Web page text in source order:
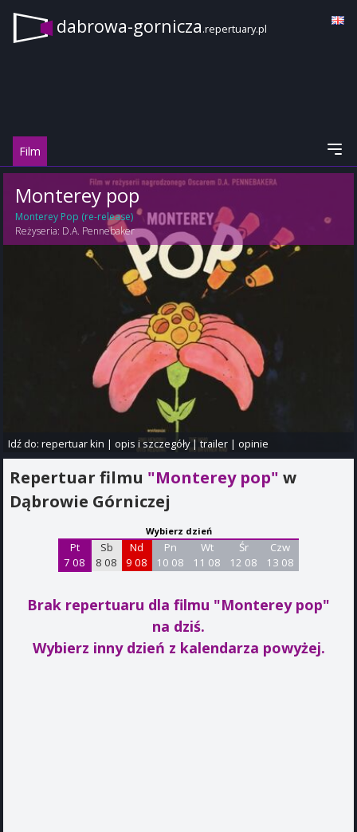
dabrowa-gornicza.repertuary.pl
Film
Monterey pop
Monterey Pop (re-release)
Reżyseria: D.A. Pennebaker
Idź do:repertuar kin |opis i szczegóły|trailer |opinie
Repertuar filmu "Monterey pop" w
Dąbrowie Górniczej
Wybierz dzień
Pt
7 08
Sb
8 08
Nd
9 08
Pn
10 08
Wt
11 08
Śr
12 08
Czw
13 08
Brak repertuaru dla filmu "Monterey pop"
na dziś.
Wybierz inny dzień z kalendarza powyżej.